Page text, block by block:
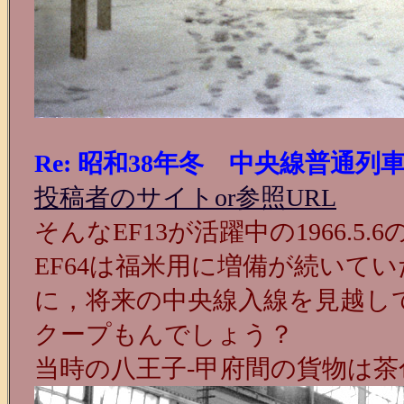
Re: 昭和38年冬 中央線普通列
投稿者のサイトor参照URL
そんなEF13が活躍中の1966.5.6
EF64は福米用に増備が続いて
に，将来の中央線入線を見越
クープもんでしょう？
当時の八王子-甲府間の貨物は